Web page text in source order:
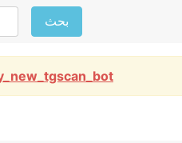
بحث